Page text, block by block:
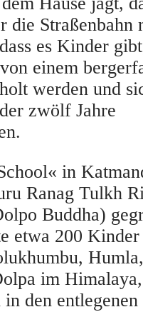
die Straßenbahn
es Kinder
einem
werden und
zwölf Jahre
in
Ranag Tulkh
Buddha)
etwa 200 Kinder
im
den entlegenen